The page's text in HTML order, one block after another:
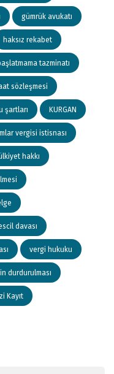
gümrük avukatı
haksız rekabet
tazminatı
sözleşmesi
şartları KURGAN
vergisi istisnası
hakkı
davası
vergi hukuku
durdurulması
Kayıt